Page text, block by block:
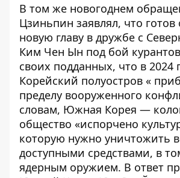
В том же новогоднем
Цзиньпин заявлял, что готов
новую главу в дружбе с
Ким Чен Ын под бой
своих подданных, что в 2024
Корейский полуостров «
пределу вооруженного
словам, Южная Корея —
общество «испорчено
которую нужно уничтожить
доступными средствами, в
ядерным оружием. В ответ